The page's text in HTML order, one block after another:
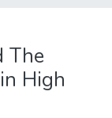
The
High